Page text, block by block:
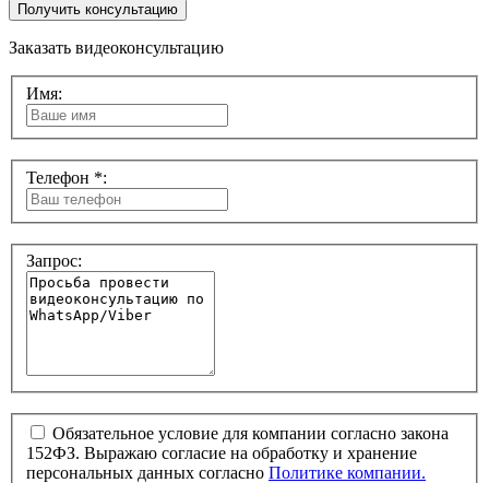
Получить консультацию
Заказать видеоконсультацию
Имя:
Телефон *:
Запрос:
Обязательное условие для компании согласно закона
152ФЗ. Выражаю согласие на обработку и хранение
персональных данных согласно Политике компании.